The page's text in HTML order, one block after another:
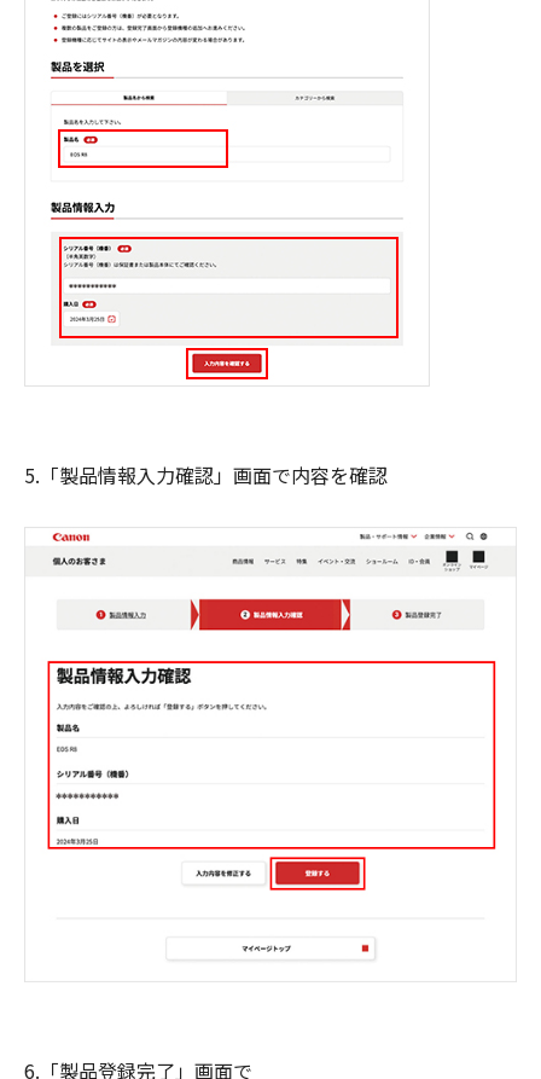
5.「製品情報入力確認」画面で内容を確認
6.「製品登録完了」画面で